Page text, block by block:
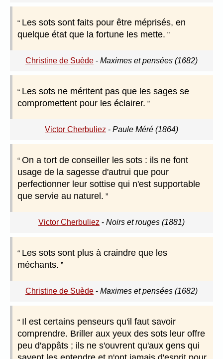
Les sots sont faits pour être méprisés, en
quelque état que la fortune les mette.
Christine de Suède - Maximes et pensées (1682)
Les sots ne méritent pas que les sages se
compromettent pour les éclairer.
Victor Cherbuliez - Paule Méré (1864)
On a tort de conseiller les sots : ils ne font
usage de la sagesse d'autrui que pour
perfectionner leur sottise qui n'est supportable
que servie au naturel.
Victor Cherbuliez - Noirs et rouges (1881)
Les sots sont plus à craindre que les
méchants.
Christine de Suède - Maximes et pensées (1682)
Il est certains penseurs qu'il faut savoir
comprendre. Briller aux yeux des sots leur offre
peu d'appâts ; ils ne s'ouvrent qu'aux gens qui